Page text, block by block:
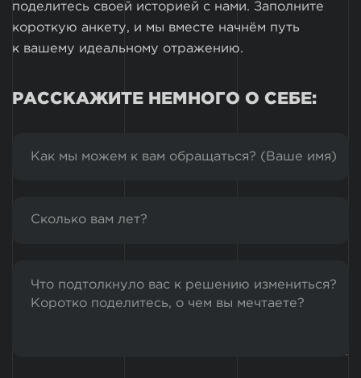
поделитесь своей историей с нами. Заполните
короткую анкету, и мы вместе начнём путь
к вашему идеальному отражению.
РАССКАЖИТЕ НЕМНОГО О СЕБЕ: